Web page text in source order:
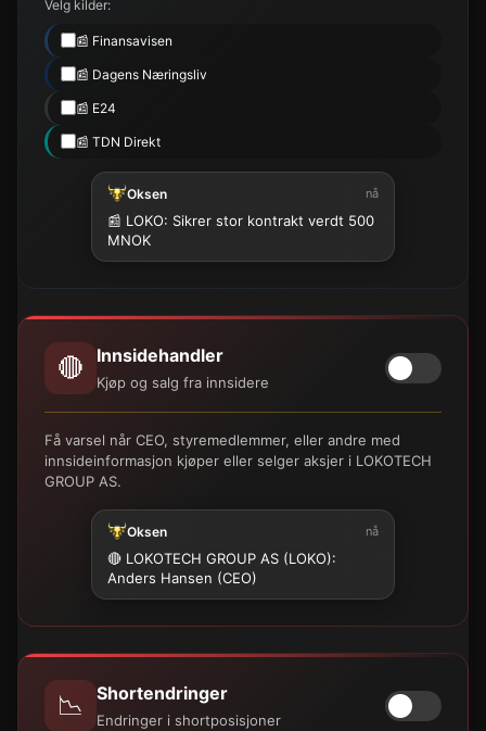
Velg kilder:
📰 Finansavisen
📰 Dagens Næringsliv
📰 E24
📰 TDN Direkt
Oksen nå
📰 LOKO: Sikrer stor kontrakt verdt 500
MNOK
🔴 Innsidehandler
Kjøp og salg fra innsidere
Få varsel når CEO, styremedlemmer, eller andre med
innsideinformasjon kjøper eller selger aksjer i LOKOTECH
GROUP AS.
Oksen nå
🔴 LOKOTECH GROUP AS (LOKO):
Anders Hansen (CEO)
📉 Shortendringer
Endringer i shortposisjoner